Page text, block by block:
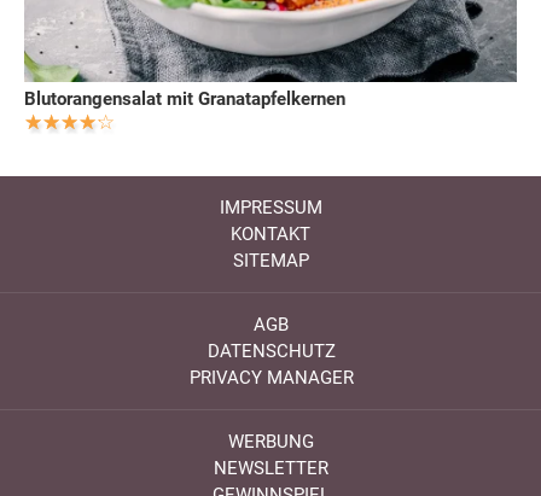
Blutorangensalat mit Granatapfelkernen
IMPRESSUM
KONTAKT
SITEMAP
AGB
DATENSCHUTZ
PRIVACY MANAGER
WERBUNG
NEWSLETTER